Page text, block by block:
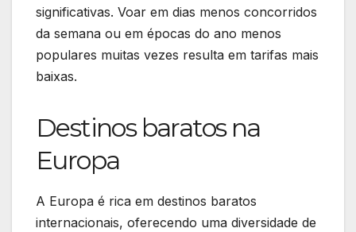
significativas. Voar em dias menos concorridos
da semana ou em épocas do ano menos
populares muitas vezes resulta em tarifas mais
baixas.
Destinos baratos na
Europa
A Europa é rica em destinos baratos
internacionais, oferecendo uma diversidade de